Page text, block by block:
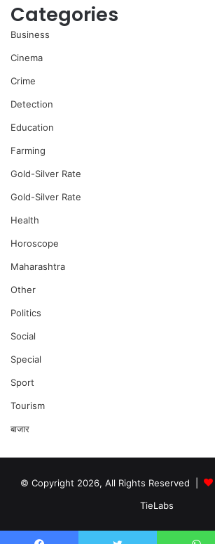
Categories
Business
Cinema
Crime
Detection
Education
Farming
Gold-Silver Rate
Gold-Silver Rate
Health
Horoscope
Maharashtra
Other
Politics
Social
Special
Sport
Tourism
बाजार
© Copyright 2026, All Rights Reserved |
TieLabs